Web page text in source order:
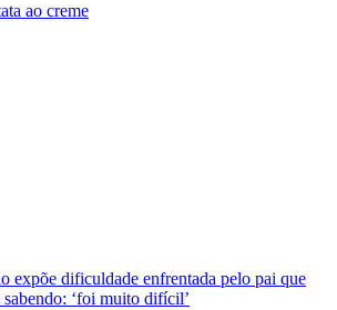
ao creme
expõe dificuldade enfrentada pelo pai que
‘foi muito difícil’